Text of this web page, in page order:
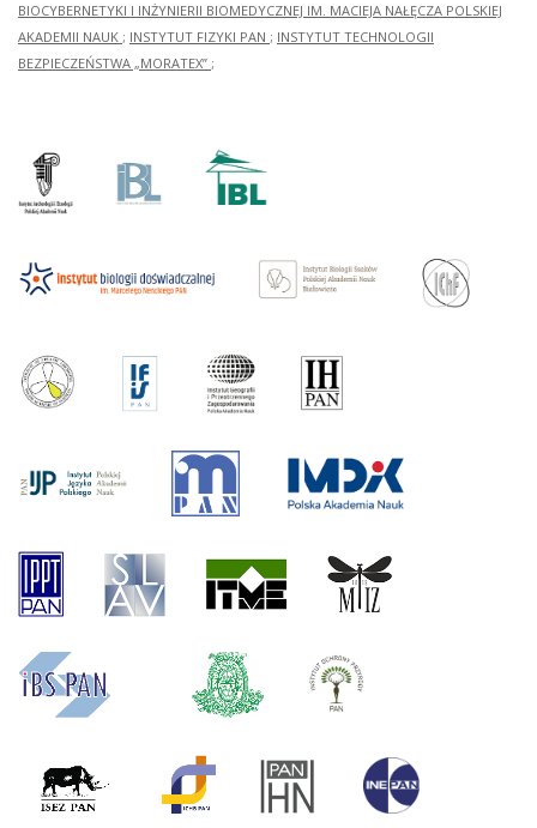
BIOCYBERNETYKI I INŻYNIERII BIOMEDYCZNEJ IM. MACIEJA NAŁĘCZA POLSKIEJ
AKADEMII NAUK ; INSTYTUT FIZYKI PAN ; INSTYTUT TECHNOLOGII
BEZPIECZEŃSTWA „MORATEX” ;